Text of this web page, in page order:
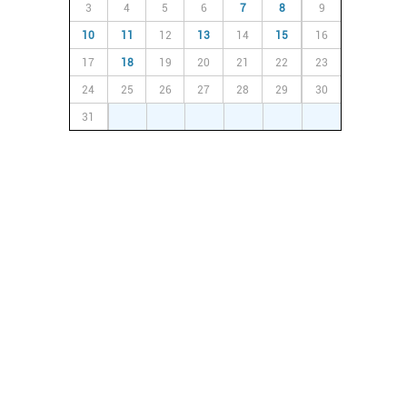
3 4 5 6 7 8 9
10 11 12 13 14 15 16
17 18 19 20 21 22 23
24 25 26 27 28 29 30
31